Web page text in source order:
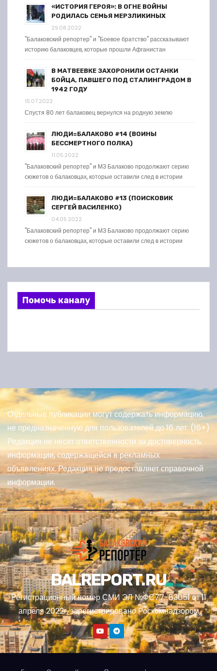
«ИСТОРИЯ ГЕРОЯ»: В ОГНЕ ВОЙНЫ
РОДИЛАСЬ СЕМЬЯ МЕРЗЛИКИНЫХ
29.08.2022
"Балаковский репортер" и "Боевое братство" рассказывают
историю балаковцев, которые прошли Афганистан
В МАТВЕЕВКЕ ЗАХОРОНИЛИ ОСТАНКИ
БОЙЦА, ПАВШЕГО ПОД СТАЛИНГРАДОМ В
1942 ГОДУ
15.07.2022
Спустя 80 лет балаковец вернулся на родную землю
ЛЮДИ=БАЛАКОВО #14 (ВОИНЫ
БЕССМЕРТНОГО ПОЛКА)
11.05.2022
"Балаковский репортер" и МЗ Балаково продолжают серию
сюжетов о балаковцах, которые оставили след в истории
ЛЮДИ=БАЛАКОВО #13 (ПОИСКОВИК
СЕРГЕЙ ВАСИЛЕНКО)
04.05.2022
"Балаковский репортер" и МЗ Балаково продолжают серию
сюжетов о балаковцах, которые оставили след в истории
Помочь каналу
Отдельные публикации могут содержать информацию,
не предназначенную для пользователей до 16 лет. (16+)
Редакция не несет ответственности за достоверность
информации, содержащейся в рекламных
объявлениях. Редакция не предоставляет справочной
информации.
BALREPORT.RU
Регистрационный номер СМИ ЭЛ №ФС77-83051 от 11
апреля 2022г, зарегистрировано Роскомнадзором